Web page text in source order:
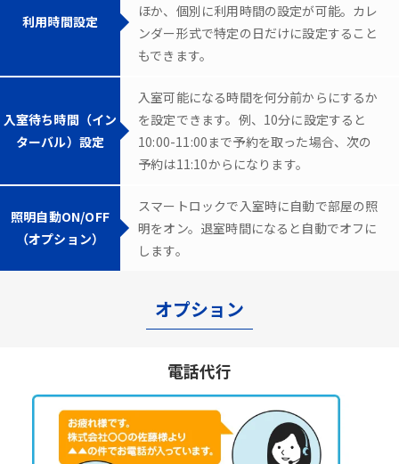
利用時間設定
ほか、個別に利用時間の設定が可能。カレ
ンダー形式で特定の日だけに設定すること
もできます。
入室待ち時間（イン
ターバル）設定
入室可能になる時間を何分前からにするか
を設定できます。例、10分に設定すると
10:00-11:00まで予約を取った場合、次の
予約は11:10からになります。
照明自動ON/OFF
（オプション）
スマートロックで入室時に自動で部屋の照
明をオン。退室時間になると自動でオフに
します。
オプション
電話代行